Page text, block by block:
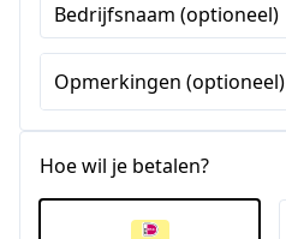
Bedrijfsnaam (optioneel)
Opmerkingen (optioneel)
Hoe wil je betalen?